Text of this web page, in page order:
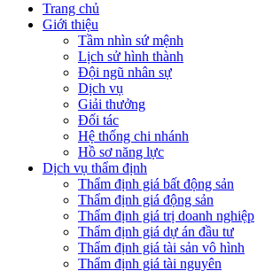
Trang chủ
Giới thiệu
Tầm nhìn sứ mệnh
Lịch sử hình thành
Đội ngũ nhân sự
Dịch vụ
Giải thưởng
Đối tác
Hệ thống chi nhánh
Hồ sơ năng lực
Dịch vụ thẩm định
Thẩm định giá bất động sản
Thẩm định giá động sản
Thẩm định giá trị doanh nghiệp
Thẩm định giá dự án đầu tư
Thẩm định giá tài sản vô hình
Thẩm định giá tài nguyên